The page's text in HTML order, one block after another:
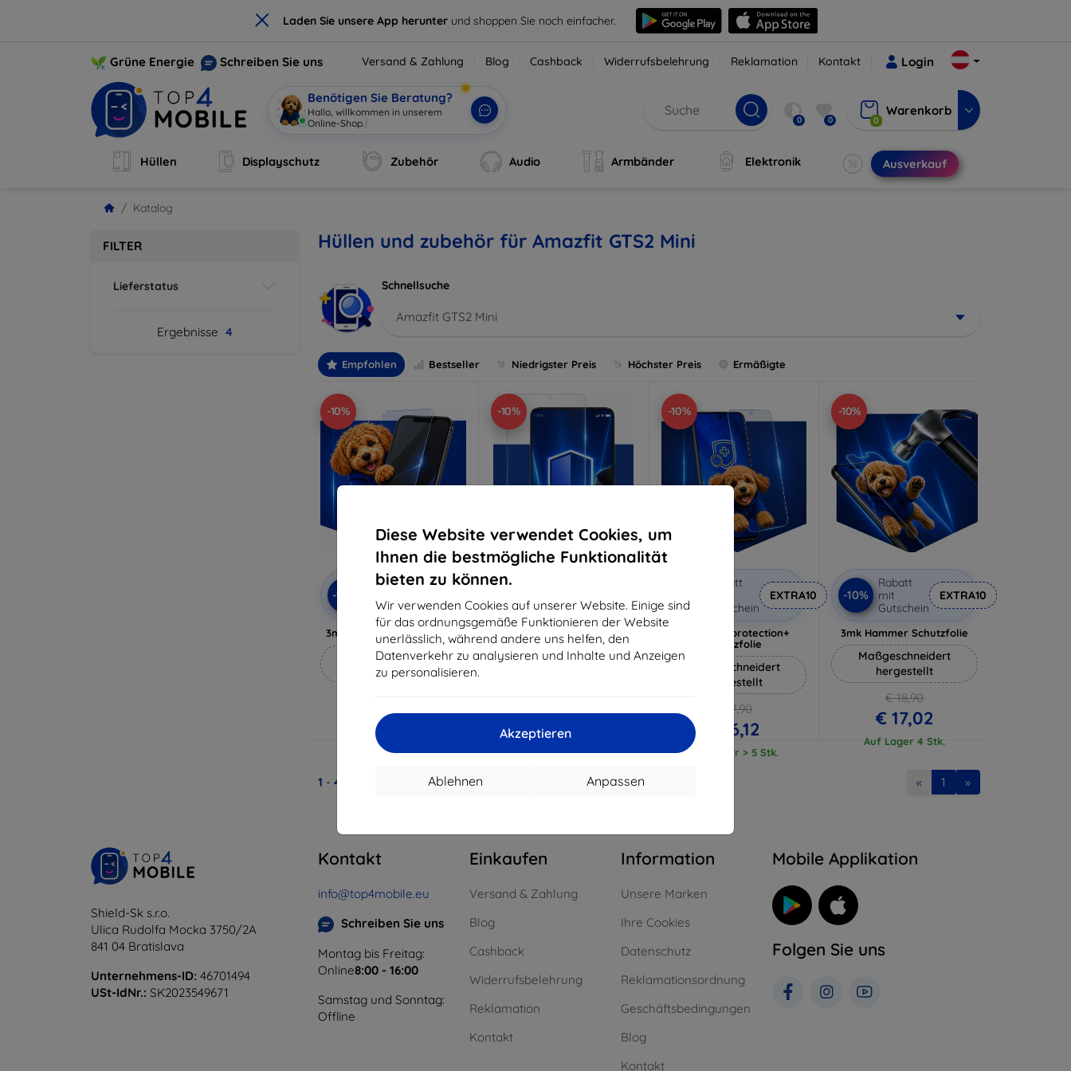
× Laden Sie unsere App herunter und shoppen Sie noch einfacher.
Diese Website verwendet Cookies, um
Ihnen die bestmögliche Funktionalität
bieten zu können.
Wir verwenden Cookies auf unserer Website. Einige sind
für das ordnungsgemäße Funktionieren der Website
unerlässlich, während andere uns helfen, den
Datenverkehr zu analysieren und Inhalte und Anzeigen
zu personalisieren.
Akzeptieren
Anpassen
Ablehnen
Grüne Energie Schreiben Sie uns Versand & Zahlung Blog Cashback Widerrufsbelehrung Reklamation Kontakt Login
Benötigen Sie Beratung?
Hallo, willkommen in unserem
Online-Shop. | 0 0 0
Warenkorb
Hüllen Displayschutz Zubehör Audio Armbänder Elektronik Ausverkauf
Katalog
FILTER
Lieferstatus
Ergebnisse 4
Hüllen und zubehör für Amazfit GTS2 Mini
Schnellsuche
Amazfit GTS2 Mini
Empfohlen Bestseller Niedrigster Preis Höchster Preis Ermäßigte
-10%
-10%
Rabatt
Gutschein
3mk Anti-Shock Schutzglas
Maßgeschneidert
hergestellt
€ 14,32
Auf Lager > 5 Stk.
-10%
Gutschein
3mk Pure Matt Schutzglas
Maßgeschneidert
€ 10,72
Auf Lager > 5 Stk.
-10%
Rabatt
Gutschein
EXTRA10
3mk Silverprotection+
Schutzfolie
Maßgeschneidert
hergestellt
€ 17,90
€ 16,12
Auf Lager > 5 Stk.
-10%
-10%
Rabatt
mit
Gutschein
EXTRA10
3mk Hammer Schutzfolie
Maßgeschneidert
hergestellt
€ 18,90
€ 17,02
Auf Lager 4 Stk.
1 - 4 « 1 »
Shield-Sk s.r.o.
Ulica Rudolfa Mocka 3750/2A
841 04 Bratislava
Unternehmens-ID: 46701494
USt-IdNr.: SK2023549671
Kontakt
info@top4mobile.eu
Schreiben Sie uns
Montag bis Freitag:
Online8:00 - 16:00
Samstag und Sonntag:
Offline
Einkaufen
Versand & Zahlung
Blog
Cashback
Widerrufsbelehrung
Reklamation
Kontakt
Information
Unsere Marken
Ihre Cookies
Datenschutz
Reklamationsordnung
Geschäftsbedingungen
Blog
Kontakt
Mobile Applikation
Folgen Sie uns